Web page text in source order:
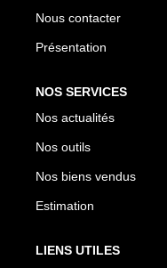
Nous contacter
Présentation
NOS SERVICES
Nos actualités
Nos outils
Nos biens vendus
Estimation
LIENS UTILES